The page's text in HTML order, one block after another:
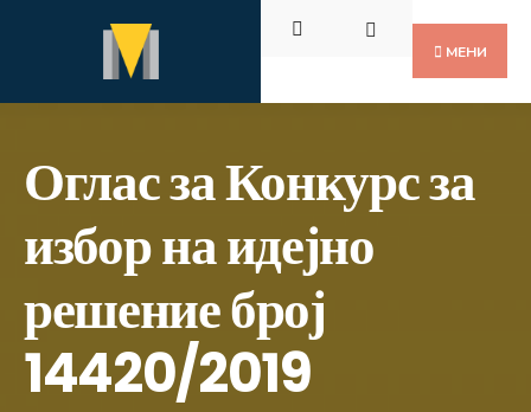
содржината
МЕНИ
Оглас за Конкурс за
избор на идејно
решение број
14420/2019